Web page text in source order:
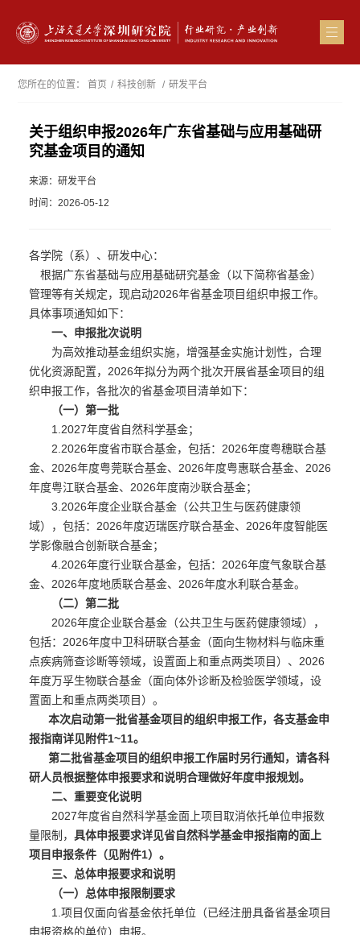
您所在的位置：首页 / 科技创新 / 研发平台
关于组织申报2026年广东省基础与应用基础研
究基金项目的通知
来源：研发平台
时间：2026-05-12
各学院（系）、研发中心：
根据广东省基础与应用基础研究基金（以下简称省基金）
管理等有关规定，现启动2026年省基金项目组织申报工作。
具体事项通知如下：
一、申报批次说明
为高效推动基金组织实施，增强基金实施计划性，合理
优化资源配置，2026年拟分为两个批次开展省基金项目的组
织申报工作，各批次的省基金项目清单如下：
（一）第一批
1.2027年度省自然科学基金；
2.2026年度省市联合基金，包括：2026年度粤穗联合基
金、2026年度粤莞联合基金、2026年度粤惠联合基金、2026
年度粤江联合基金、2026年度南沙联合基金；
3.2026年度企业联合基金（公共卫生与医药健康领
域），包括：2026年度迈瑞医疗联合基金、2026年度智能医
学影像融合创新联合基金；
4.2026年度行业联合基金，包括：2026年度气象联合基
金、2026年度地质联合基金、2026年度水利联合基金。
（二）第二批
2026年度企业联合基金（公共卫生与医药健康领域），
包括：2026年度中卫科研联合基金（面向生物材料与临床重
点疾病筛查诊断等领域，设置面上和重点两类项目）、2026
年度万孚生物联合基金（面向体外诊断及检验医学领域，设
置面上和重点两类项目）。
本次启动第一批省基金项目的组织申报工作，各支基金申
报指南详见附件1~11。
第二批省基金项目的组织申报工作届时另行通知，请各科
研人员根据整体申报要求和说明合理做好年度申报规划。
二、重要变化说明
2027年度省自然科学基金面上项目取消依托单位申报数
量限制， 具体申报要求详见省自然科学基金申报指南的面上
项目申报条件（见附件1）。
三、总体申报要求和说明
（一）总体申报限制要求
1.项目仅面向省基金依托单位（已经注册具备省基金项目
申报资格的单位）申报。